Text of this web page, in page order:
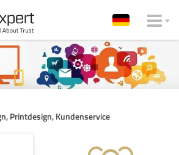
Printdesign, Kundenservice